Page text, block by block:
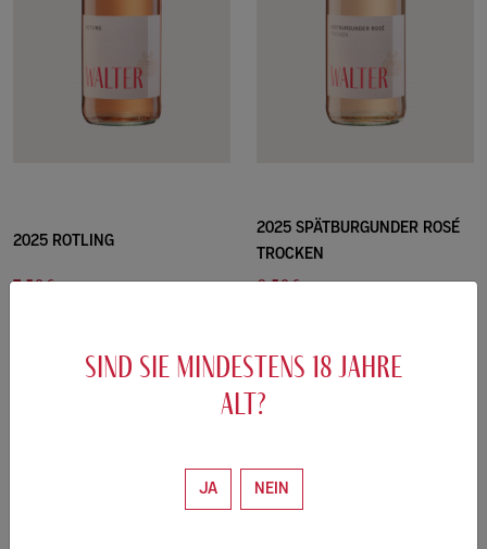
sind sie mindestens 18 jahre
alt?
JA NEIN
2025 ROTLING
7.50€
2025 SPÄTBURGUNDER ROSÉ
TROCKEN
8.50€